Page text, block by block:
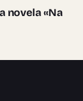
novela «Na